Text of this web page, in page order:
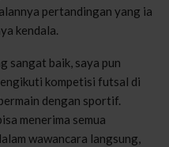
pertandingan yang ia
kendala.
sangat baik, saya pun
kompetisi futsal di
dengan sportif.
menerima semua
wawancara langsung,